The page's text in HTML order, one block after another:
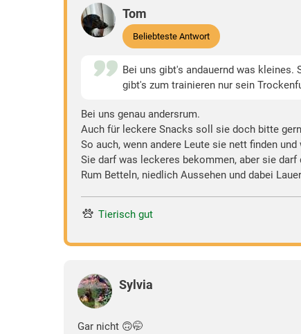
Tom
Beliebteste Antwort
Bei uns gibt's andauernd was kleines.
gibt's zum trainieren nur sein
Bei uns genau andersrum.
Auch für leckere Snacks soll sie doch bitte
So auch, wenn andere Leute sie nett finden
Sie darf was leckeres bekommen, aber sie
Rum Betteln, niedlich Aussehen und dabei
Tierisch gut
Sylvia
Gar nicht 🙃🤭